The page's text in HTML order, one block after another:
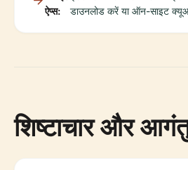
ऐप्स:
डाउनलोड करें या ऑन-साइट
शिष्टाचार और